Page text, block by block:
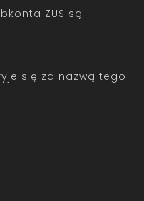
ZUS są
się za nazwą tego